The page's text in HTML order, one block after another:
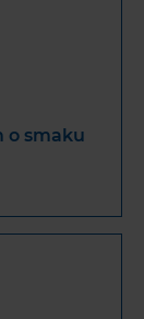
o smaku